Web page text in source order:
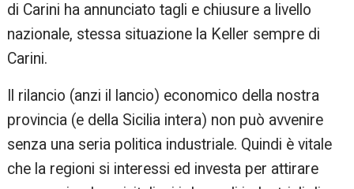
di Carini ha annunciato tagli e chiusure a livello
nazionale, stessa situazione la Keller sempre di
Carini.
Il rilancio (anzi il lancio) economico della nostra
provincia (e della Sicilia intera) non può avvenire
senza una seria politica industriale. Quindi è vitale
che la regioni si interessi ed investa per attirare